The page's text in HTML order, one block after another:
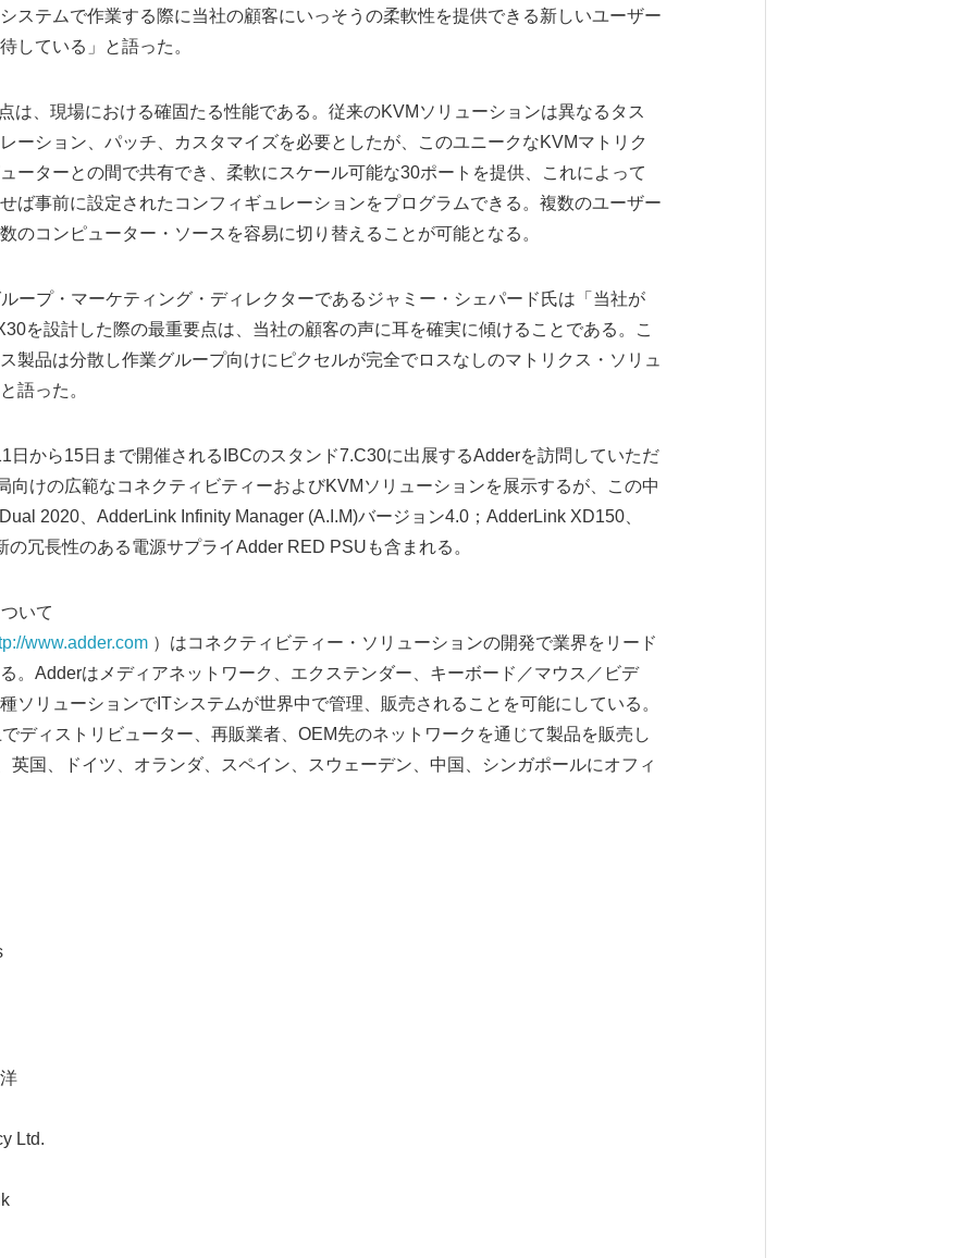
ステムで作業する際に当社の顧客にいっそうの柔軟性を提供できる新しいユーザー
している」と語った。
は、現場における確固たる性能である。従来のKVMソリューションは異なるタス
ーション、パッチ、カスタマイズを必要としたが、このユニークなKVMマトリク
ーターとの間で共有でき、柔軟にスケール可能な30ポートを提供、これによって
ば事前に設定されたコンフィギュレーションをプログラムできる。複数のユーザー
のコンピューター・ソースを容易に切り替えることが可能となる。
ープ・マーケティング・ディレクターであるジャミー・シェパード氏は「当社が
を設計した際の最重要点は、当社の顧客の声に耳を確実に傾けることである。こ
製品は分散し作業グループ向けにピクセルが完全でロスなしのマトリクス・ソリュ
語った。
日から15日まで開催されるIBCのスタンド7.C30に出展するAdderを訪問していただ
向けの広範なコネクティビティーおよびKVMソリューションを展示するが、この中
2020、AdderLink Infinity Manager (A.I.M)バージョン4.0；AdderLink XD150、
冗長性のある電源サプライAdder RED PSUも含まれる。
いて
www.adder.com）はコネクティビティー・ソリューションの開発で業界をリード
。Adderはメディアネットワーク、エクステンダー、キーボード／マウス／ビデ
ソリューションでITシステムが世界中で管理、販売されることを可能にしている。
ディストリビューター、再販業者、OEM先のネットワークを通じて製品を販売し
英国、ドイツ、オランダ、スペイン、スウェーデン、中国、シンガポールにオフィ
Ltd.